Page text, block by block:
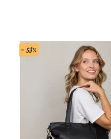
- 53%